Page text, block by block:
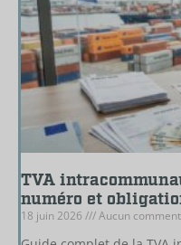
TVA
numéro et
18 juin 2026 Aucun